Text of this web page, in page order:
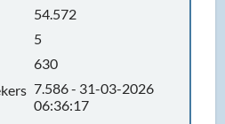
54.572
5
630
7.586 - 31-03-2026
06:36:17